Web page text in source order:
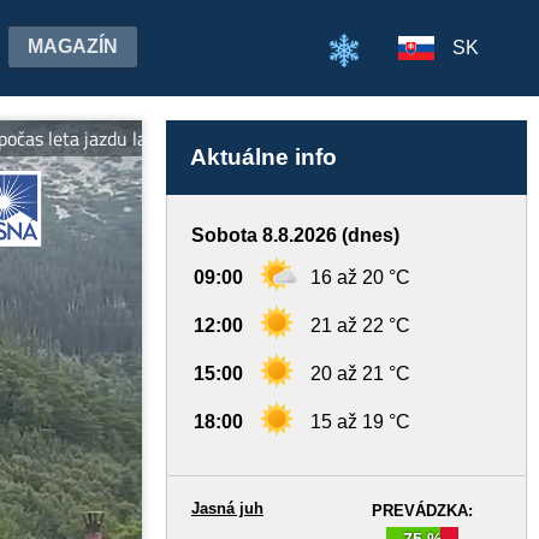
MAGAZÍN SK
jazdu lanovkami na oboch stranách Chopka v cene
Aktuálne info
Sobota 8.8.2026 (dnes)
09:00 16 až 20 °C
12:00 21 až 22 °C
15:00 20 až 21 °C
18:00 15 až 19 °C
PREVÁDZKA:
Jasná juh